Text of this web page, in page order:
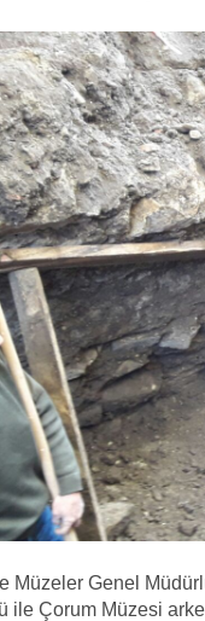
Müzeler Genel
ile Çorum Müzesi